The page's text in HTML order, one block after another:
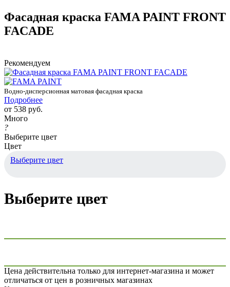
Фасадная краска FAMA PAINT FRONT
FACADE
Рекомендуем
Водно-дисперсионная матовая фасадная краска
Подробнее
от 538 руб.
Много
?
Выберите цвет
Цвет
Выберите цвет
Выберите цвет
Цена действительна только для интернет-магазина и может
отличаться от цен в розничных магазинах